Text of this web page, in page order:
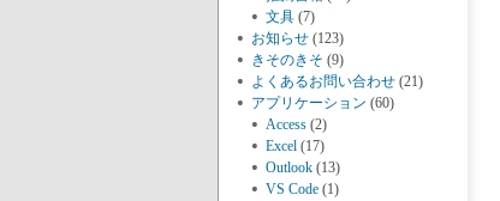
文具 (7)
お知らせ (123)
きそのきそ (9)
よくあるお問い合わせ (21)
アプリケーション (60)
Access (2)
Excel (17)
Outlook (13)
VS Code (1)